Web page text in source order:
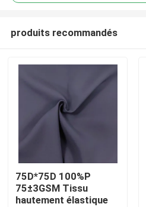
produits recommandés
75D*75D 100%P
75±3GSM Tissu
hautement élastique